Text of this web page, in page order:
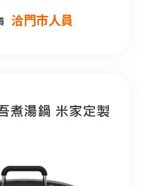
洽門市人員